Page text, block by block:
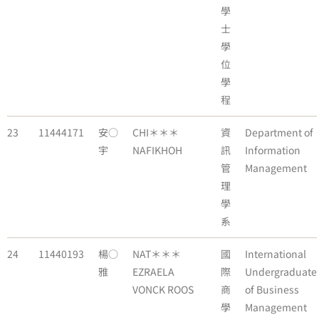
學
士
學
位
學
程
23 11444171
安○
宇
CHI＊＊＊
NAFIKHOH
資
訊
管
理
學
系
Department of
Information
Management
24 11440193
楊○
雅
NAT＊＊＊
EZRAELA
VONCK ROOS
國
際
商
學
International
Undergraduate
of Business
Management